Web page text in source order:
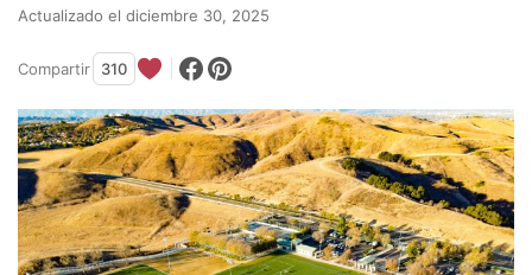
Actualizado el diciembre 30, 2025
Compartir 310